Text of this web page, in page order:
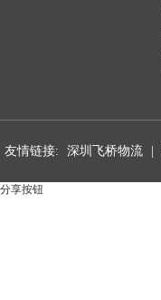
友情链接: 深圳飞桥物流
分享按钮